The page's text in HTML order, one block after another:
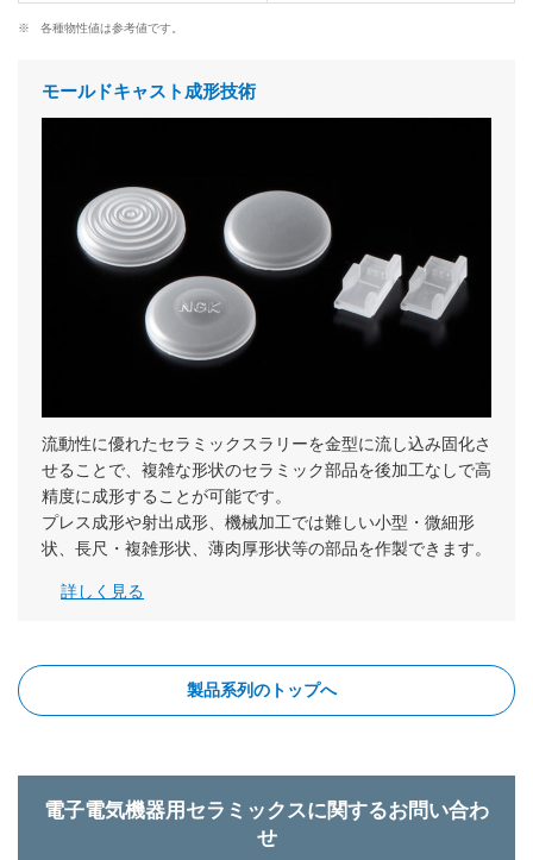
※ 各種物性値は参考値です。
モールドキャスト成形技術
流動性に優れたセラミックスラリーを金型に流し込み固化さ
せることで、複雑な形状のセラミック部品を後加工なしで高
精度に成形することが可能です。
プレス成形や射出成形、機械加工では難しい小型・微細形
状、長尺・複雑形状、薄肉厚形状等の部品を作製できます。
詳しく見る
製品系列のトップへ
電子電気機器用セラミックスに関するお問い合わ
せ